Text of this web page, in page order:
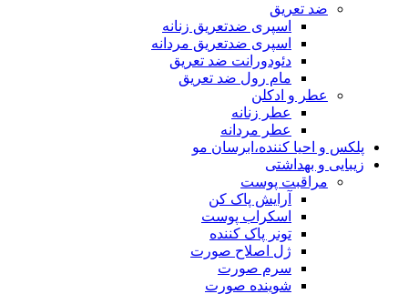
ضد تعریق
اسپری ضدتعریق زنانه
اسپری ضدتعریق مردانه
دئودورانت ضد تعریق
مام رول ضد تعریق
عطر و ادکلن
عطر زنانه
عطر مردانه
پلکس و احیا کننده،ابرسان مو
زیبایی و بهداشتی
مراقبت پوست
آرایش پاک کن
اسکراب پوست
تونر پاک کننده
ژل اصلاح صورت
سرم صورت
شوینده صورت